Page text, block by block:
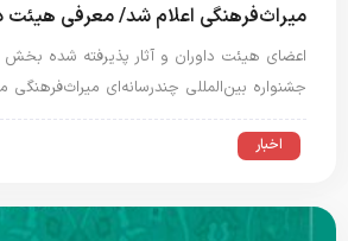
میراث‌فرهنگی اعلام شد/ معرفی هیئت
اعضای هیئت داوران و آثار پذیرفته شده بخش
جشنواره بین‌المللی چندرسانه‌ای
اخبار